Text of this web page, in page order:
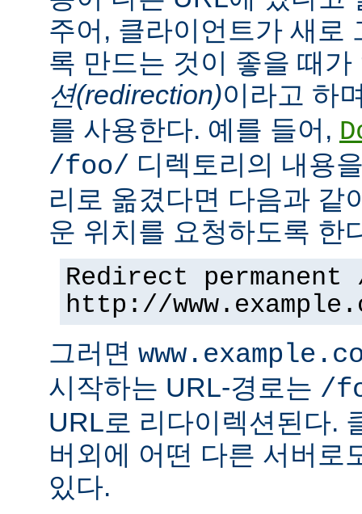
주어, 클라이언트가 새로
록 만드는 것이 좋을 때
션(redirection)이라고 하
를 사용한다. 예를 들어,
/foo/ 디렉토리의 내용
리로 옮겼다면 다음과 같
운 위치를 요청하도록 한
Redirect
http://
그러면
시작하는 URL-경로는 /
URL로 리다이렉션된다.
버외에 어떤 다른 서버로
있다.